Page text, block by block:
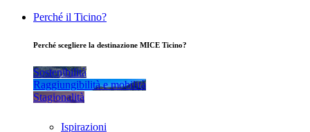
Perché il Ticino?
Perché scegliere la destinazione MICE Ticino?
Sostenibilità
Raggiungibilità e mobilità
Stagionalità
Ispirazioni